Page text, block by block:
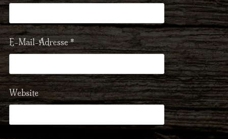
E-Mail-Adresse*
Website